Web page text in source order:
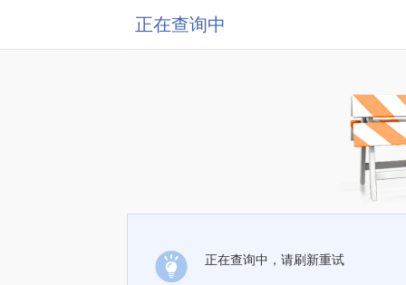
正在查询中
正在查询中，请刷新重试